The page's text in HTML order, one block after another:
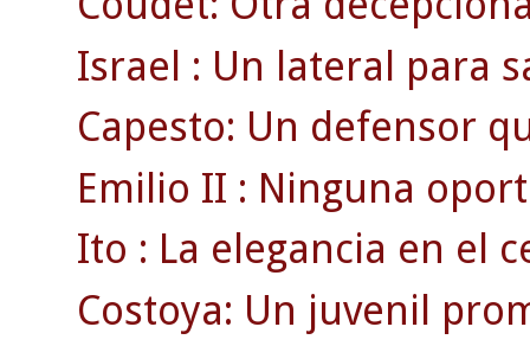
Israel : Un lateral para
Capesto: Un defensor
Emilio II : Ninguna
Ito : La elegancia en el
Costoya: Un juvenil